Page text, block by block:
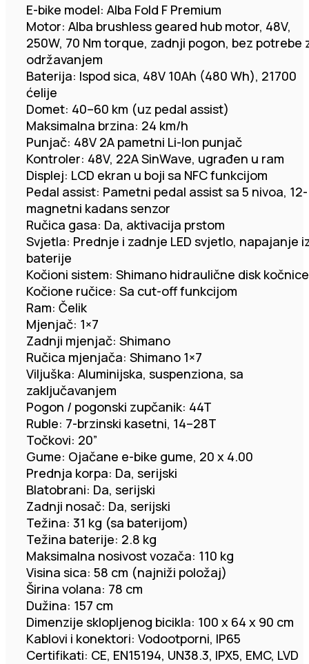
E-bike model: Alba Fold F Premium
Motor: Alba brushless geared hub motor, 48V,
250W, 70 Nm torque, zadnji pogon, bez potrebe
održavanjem
Baterija: Ispod sica, 48V 10Ah (480 Wh), 21700
ćelije
Domet: 40–60 km (uz pedal assist)
Maksimalna brzina: 24 km/h
Punjač: 48V 2A pametni Li-Ion punjač
Kontroler: 48V, 22A SinWave, ugrađen u ram
Displej: LCD ekran u boji sa NFC funkcijom
Pedal assist: Pametni pedal assist sa 5 nivoa, 12-
magnetni kadans senzor
Ručica gasa: Da, aktivacija prstom
Svjetla: Prednje i zadnje LED svjetlo, napajanje
baterije
Kočioni sistem: Shimano hidraulične disk kočnice
Kočione ručice: Sa cut-off funkcijom
Ram: Čelik
Mjenjač: 1×7
Zadnji mjenjač: Shimano
Ručica mjenjača: Shimano 1×7
Viljuška: Aluminijska, suspenziona, sa
zaključavanjem
Pogon / pogonski zupčanik: 44T
Ruble: 7-brzinski kasetni, 14–28T
Točkovi: 20”
Gume: Ojačane e-bike gume, 20 x 4.00
Prednja korpa: Da, serijski
Blatobrani: Da, serijski
Zadnji nosač: Da, serijski
Težina: 31 kg (sa baterijom)
Težina baterije: 2.8 kg
Maksimalna nosivost vozača: 110 kg
Visina sica: 58 cm (najniži položaj)
Širina volana: 78 cm
Dužina: 157 cm
Dimenzije sklopljenog bicikla: 100 x 64 x 90 cm
Kablovi i konektori: Vodootporni, IP65
Certifikati: CE, EN15194, UN38.3, IPX5, EMC, LVD